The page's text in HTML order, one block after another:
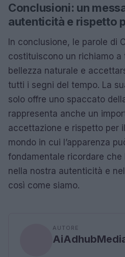
Conclusioni: un
autenticità e rispetto
In conclusione, le parole di
costituiscono un richiamo
bellezza naturale e
tutti i segni del tempo. La
solo offre uno spaccato
rappresenta anche un
accettazione e rispetto per
mondo in cui l’apparenza
fondamentale ricordare che
nella nostra autenticità e
così come siamo.
AUTORE